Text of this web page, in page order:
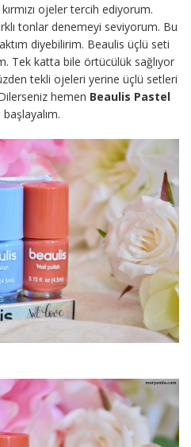
ojeler tercih ediyorum.
tonlar denemeyi seviyorum. Bu
diyebilirim. Beaulis üçlü seti
Tek katta bile örtücülük sağlıyor
tekli ojeleri yerine üçlü setleri
hemen Beaulis Pastel
başlayalım.